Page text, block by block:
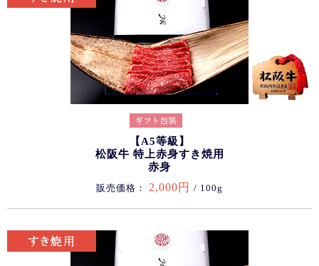
【A5等級】
松阪牛 特上赤身すき焼用
赤身
販売価格： 2,000円 / 100g